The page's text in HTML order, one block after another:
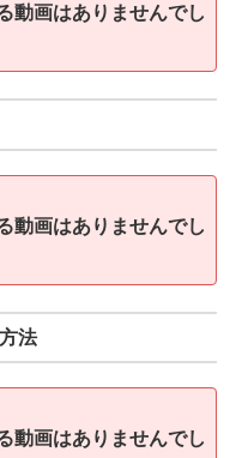
動画はありませんでし
動画はありませんでし
法
動画はありませんでし